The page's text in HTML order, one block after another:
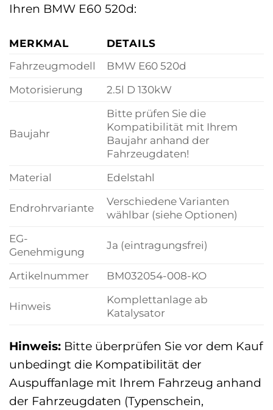
Ihren BMW E60 520d:
MERKMAL
DETAILS
Fahrzeugmodell
BMW E60 520d
Motorisierung
2.5l D 130kW
Baujahr
Bitte prüfen Sie die
Kompatibilität mit Ihrem
Baujahr anhand der
Fahrzeugdaten!
Material
Edelstahl
Endrohrvariante
Verschiedene Varianten
wählbar (siehe Optionen)
EG-
Genehmigung
Ja (eintragungsfrei)
Artikelnummer BM032054-008-KO
Hinweis
Komplettanlage ab
Katalysator
Hinweis: Bitte überprüfen Sie vor dem Kauf
unbedingt die Kompatibilität der
Auspuffanlage mit Ihrem Fahrzeug anhand
der Fahrzeugdaten (Typenschein,